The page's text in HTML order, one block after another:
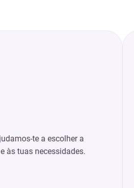
te a escolher a
às tuas necessidades.